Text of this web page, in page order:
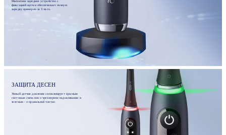
Магнитное зарядное устройство с
фиксацией щетки обеспечивает полную
зарядку примерно за 3 часа.
ЗАЩИТА ДЕСЕН
Умный датчик давления сигнализирует красным
световым сигналом о чрезмерном надавливании и
зеленым - о правильной чистке.